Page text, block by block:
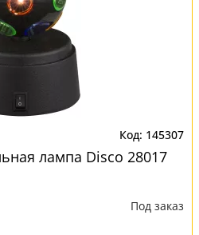
145307
лампа Disco 28017
Под заказ